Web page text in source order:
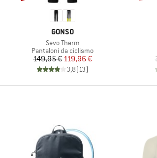
MARCHIO
GONSO
Articolo
Sevo Therm
Gruppo di prodotti
Pantaloni da ciclismo
Prezzo
149,95 €Prezzo ridotto
119,96 €
3,8(13)